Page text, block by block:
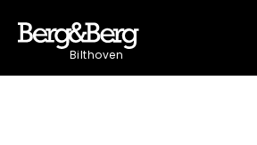
Bilthoven